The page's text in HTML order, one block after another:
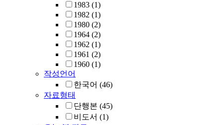
1983 (1)
1982 (1)
1980 (2)
1964 (2)
1962 (1)
1961 (2)
1960 (1)
작성언어
한국어 (46)
자료형태
단행본 (45)
비도서 (1)